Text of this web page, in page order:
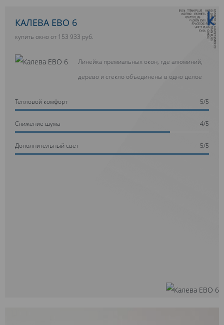
10 ЛЕТ ГАРАНТИИ
КАЛЕВА ЕВО 6
купить окно от 153 933 руб.
Линейка премиальных окон, где алюминий,
дерево и стекло объединены в одно целое
Тепловой комфорт 5/5
Cнижение шума 4/5
Дополнительный свет 5/5